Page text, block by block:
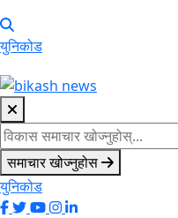
युनिकोड
समाचार खोज्नुहोस
युनिकोड